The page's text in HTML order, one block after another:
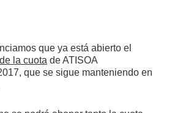
que ya está abierto el
la cuota de ATISOA
que se sigue manteniendo en